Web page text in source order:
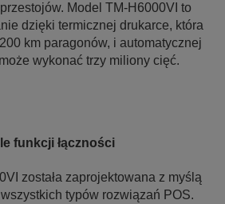
Model TM-H6000VI to
dzięki termicznej drukarce, która
km paragonów, i automatycznej
wykonać trzy miliony cięć.
funkcji łączności
została zaprojektowana z myślą
wszystkich typów rozwiązań POS.